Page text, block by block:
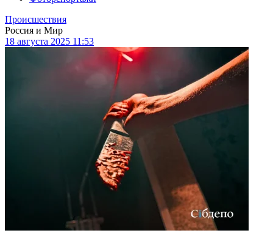
Происшествия
Россия и Мир
18 августа 2025 11:53